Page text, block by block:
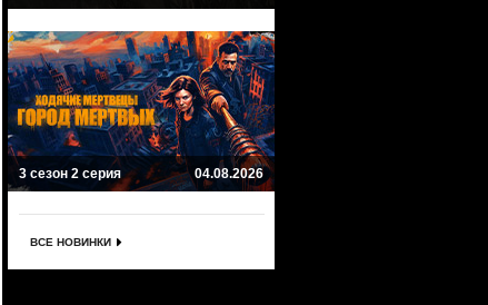
3 сезон 2 серия 04.08.2026
ВСЕ НОВИНКИ